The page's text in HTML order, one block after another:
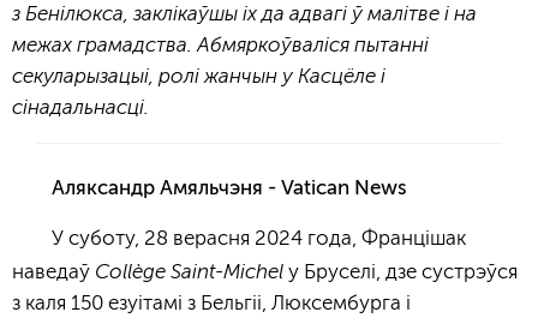
з Бенілюкса, заклікаўшы іх да адвагі ў малітве і на
межах грамадства. Абмяркоўваліся пытанні
секуларызацыі, ролі жанчын у Касцёле і
сінадальнасці.
Аляксандр Амяльчэня - Vatican News
У суботу, 28 верасня 2024 года, Францішак
наведаў Collège Saint-Michel у Бруселі, дзе сустрэўся
з каля 150 езуітамі з Бельгіі, Люксембурга і